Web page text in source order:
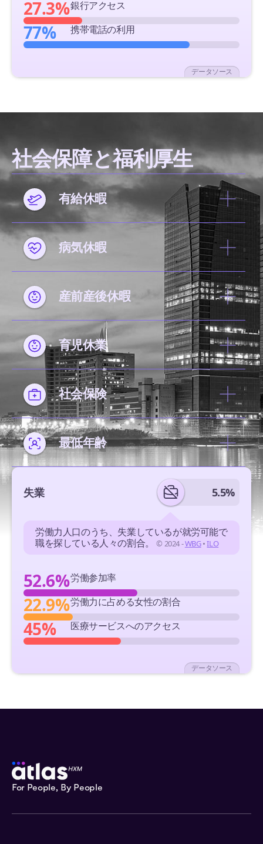
27.3%銀行アクセス
77% 携帯電話の利用
データソース
社会保障と福利厚生
有給休暇
病気休暇
産前産後休暇
育児休業
社会保険
最低年齢
失業 5.5%
労働力人口のうち、失業しているが就労可能で
職を探している人々の割合。© 2024 -WBG•ILO
52.6%労働参加率
22.9%労働力に占める女性の割合
45% 医療サービスへのアクセス
データソース
For People, By People